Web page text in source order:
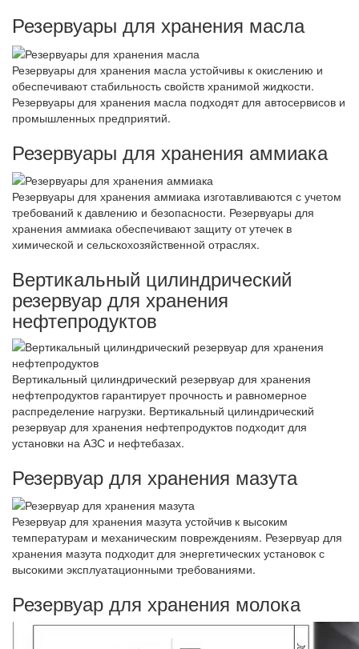
Резервуары для хранения масла
Резервуары для хранения масла устойчивы к окислению и
обеспечивают стабильность свойств хранимой жидкости.
Резервуары для хранения масла подходят для автосервисов и
промышленных предприятий.
Резервуары для хранения аммиака
Резервуары для хранения аммиака изготавливаются с учетом
требований к давлению и безопасности. Резервуары для
хранения аммиака обеспечивают защиту от утечек в
химической и сельскохозяйственной отраслях.
Вертикальный цилиндрический
резервуар для хранения
нефтепродуктов
Вертикальный цилиндрический резервуар для хранения
нефтепродуктов гарантирует прочность и равномерное
распределение нагрузки. Вертикальный цилиндрический
резервуар для хранения нефтепродуктов подходит для
установки на АЗС и нефтебазах.
Резервуар для хранения мазута
Резервуар для хранения мазута устойчив к высоким
температурам и механическим повреждениям. Резервуар для
хранения мазута подходит для энергетических установок с
высокими эксплуатационными требованиями.
Резервуар для хранения молока